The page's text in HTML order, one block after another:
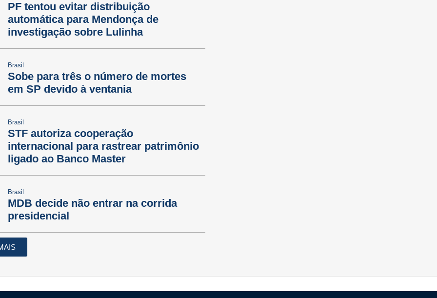
PF tentou evitar distribuição
automática para Mendonça de
investigação sobre Lulinha
Brasil
Sobe para três o número de mortes
em SP devido à ventania
Brasil
STF autoriza cooperação
internacional para rastrear patrimônio
ligado ao Banco Master
Brasil
MDB decide não entrar na corrida
presidencial